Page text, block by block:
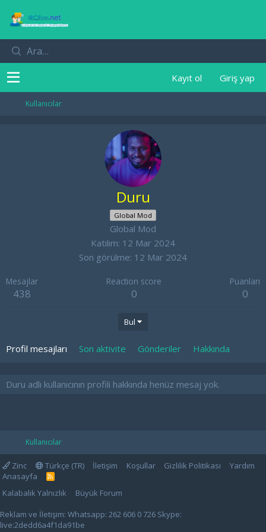
Kayıt ol Giriş yap
Kullanıcılar
Duru
Global Mod
Global Mod
Katılım 12 Mar 2024
Son görülme 12 Mar 2024
Mesajlar
438
Reaction score
0
Puanları
0
Bul
Profil mesajları Son aktivite Gönderiler Hakkında
Duru adlı kullanıcının profili hakkında henüz mesaj yok.
Kullanıcılar
Zinc Türkçe (TR) İletişim Koşullar Gizlilik Politikası
Yardım
Anasayfa
R
S
Kalabalık Yalnızlık
Büyük Forum
Reklam ve İletişim: Whatsapp: 262 606 0 726 Skype:
live:2dedd6a4f1da91be